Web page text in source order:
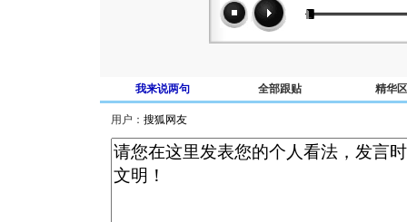
我来说两句 全部跟贴 精华区
用户：